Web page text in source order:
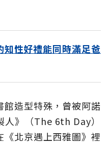
性好禮能同時滿足爸
造型特殊，曾被阿諾
》（The 6th Day）
北京遇上西雅圖》裡